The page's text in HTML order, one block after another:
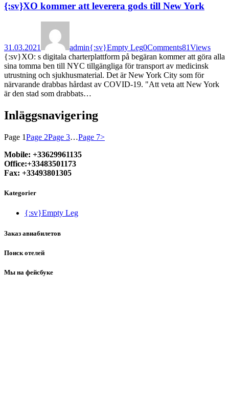
{:sv}XO kommer att leverera gods till New York
31.03.2021 admin{:sv}Empty Leg0Comments81Views
{:sv}XO: s digitala charterplattform på begäran kommer att göra alla
sina tomma ben till NYC tillgängliga för transport av medicinsk
utrustning och sjukhusmaterial. Det är New York City som för
närvarande drabbas hårdast av COVID-19. "Att veta att New York
är den stad som drabbats…
Inläggsnavigering
Page 1Page 2Page 3…Page 7>
Mobile: +33629961135
Office:+33483501173
Fax: +33493801305
Kategorier
{:sv}Empty Leg
Заказ авиабилетов
Поиск отелей
Мы на фейсбуке